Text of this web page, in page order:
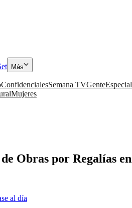
Más
ConfidencialesSemana TVGente
Mujeres
Obras por Regalías
al día